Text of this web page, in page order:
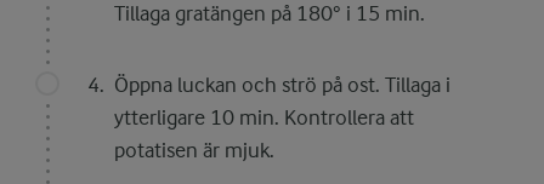
Tillaga gratängen på 180° i 15 min.
Öppna luckan och strö på ost. Tillaga i
ytterligare 10 min. Kontrollera att
potatisen är mjuk.